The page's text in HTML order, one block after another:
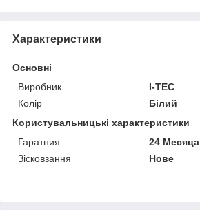
Характеристики
Основні
Виробник
I-TEC
Колір
Білий
Користувальницькі характеристики
Гаратния
24 Месяца
Зісковзання
Нове